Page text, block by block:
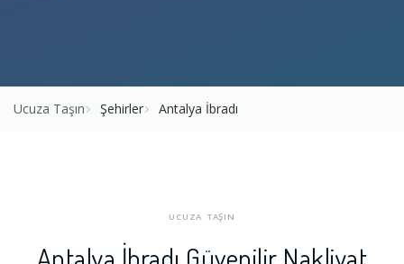
Ucuza Taşın Şehirler Antalya İbradı
UCUZA TAŞIN